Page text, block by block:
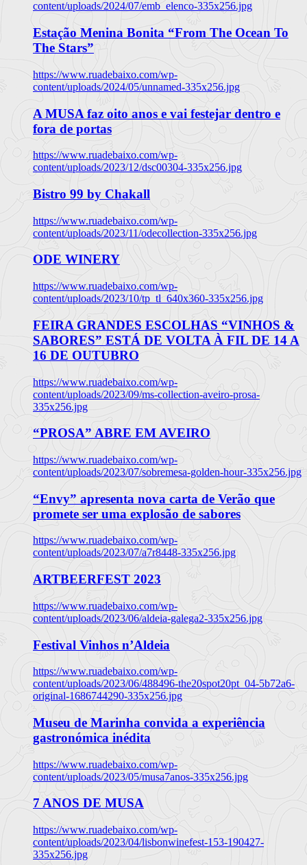
content/uploads/2024/07/emb_elenco-335x256.jpg
Estação Menina Bonita “From The Ocean To
The Stars”
https://www.ruadebaixo.com/wp-
content/uploads/2024/05/unnamed-335x256.jpg
A MUSA faz oito anos e vai festejar dentro e
fora de portas
https://www.ruadebaixo.com/wp-
content/uploads/2023/12/dsc00304-335x256.jpg
Bistro 99 by Chakall
https://www.ruadebaixo.com/wp-
content/uploads/2023/11/odecollection-335x256.jpg
ODE WINERY
https://www.ruadebaixo.com/wp-
content/uploads/2023/10/tp_tl_640x360-335x256.jpg
FEIRA GRANDES ESCOLHAS “VINHOS &
SABORES” ESTÁ DE VOLTA À FIL DE 14 A
16 DE OUTUBRO
https://www.ruadebaixo.com/wp-
content/uploads/2023/09/ms-collection-aveiro-prosa-
335x256.jpg
“PROSA” ABRE EM AVEIRO
https://www.ruadebaixo.com/wp-
content/uploads/2023/07/sobremesa-golden-hour-335x256.jpg
“Envy” apresenta nova carta de Verão que
promete ser uma explosão de sabores
https://www.ruadebaixo.com/wp-
content/uploads/2023/07/a7r8448-335x256.jpg
ARTBEERFEST 2023
https://www.ruadebaixo.com/wp-
content/uploads/2023/06/aldeia-galega2-335x256.jpg
Festival Vinhos n’Aldeia
https://www.ruadebaixo.com/wp-
content/uploads/2023/06/488496-the20spot20pt_04-5b72a6-
original-1686744290-335x256.jpg
Museu de Marinha convida a experiência
gastronómica inédita
https://www.ruadebaixo.com/wp-
content/uploads/2023/05/musa7anos-335x256.jpg
7 ANOS DE MUSA
https://www.ruadebaixo.com/wp-
content/uploads/2023/04/lisbonwinefest-153-190427-
335x256.jpg